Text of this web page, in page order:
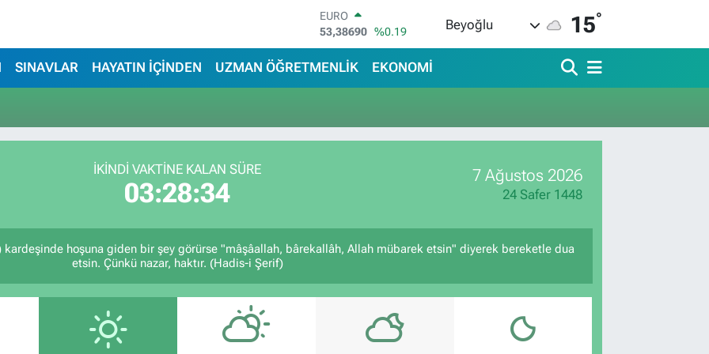
EURO
53,38690 %0.19
STERLİN
61,60380
%0.18
14.598,00
%0
BITCOIN
Beyoğlu 15°
SINAVLAR HAYATIN İÇİNDEN UZMAN ÖĞRETMENLİK EKONOMİ
İKINDI VAKTİNE KALAN SÜRE
03:28:33
7 Ağustos 2026
24 Safer 1448
hoşuna giden bir şey görürse "mâşâallah, bârekallâh, Allah mübarek etsin" diyerek bereketle dua
etsin. Çünkü nazar, haktır. (Hadis-i Şerif)